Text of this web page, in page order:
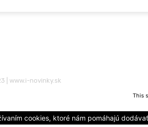
| www.i-novinky.sk
This
cookies, ktoré nám pomáhajú